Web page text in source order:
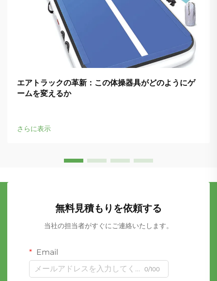
エアトラックの革新：この体操器具がどのようにゲ
ームを変えるか
さらに表示
無料見積もりを依頼する
当社の担当者がすぐにご連絡いたします。
Email
0/100